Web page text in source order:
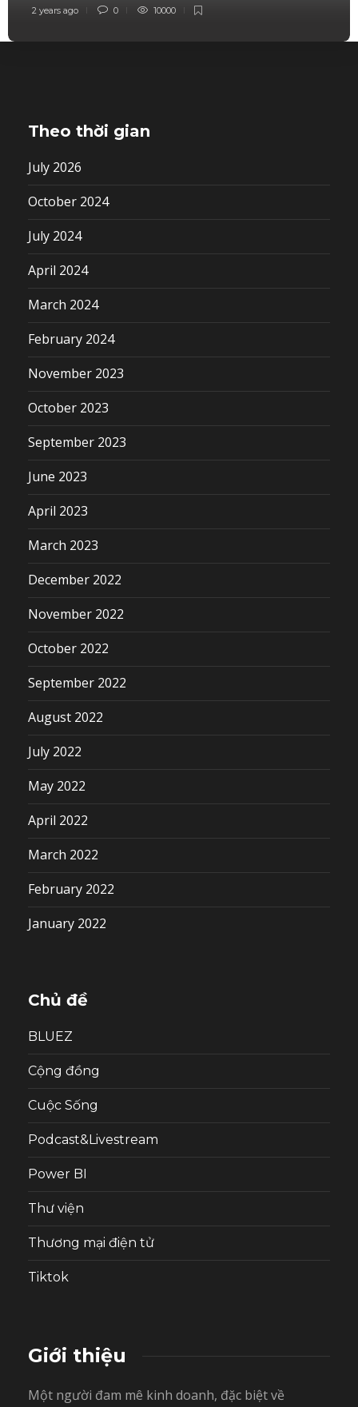
2 years ago 0 10000
Theo thời gian
July 2026
October 2024
July 2024
April 2024
March 2024
February 2024
November 2023
October 2023
September 2023
June 2023
April 2023
March 2023
December 2022
November 2022
October 2022
September 2022
August 2022
July 2022
May 2022
April 2022
March 2022
February 2022
January 2022
Chủ đề
BLUEZ
Cộng đồng
Cuộc Sống
Podcast&Livestream
Power BI
Thư viện
Thương mại điện tử
Tiktok
Giới thiệu
Một người đam mê kinh doanh, đặc biệt về